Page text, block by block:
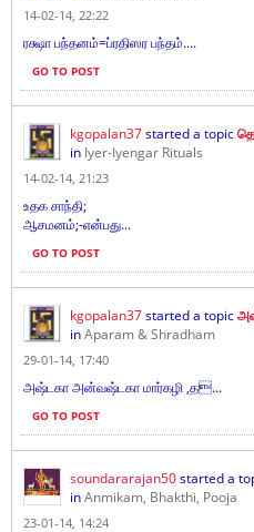
14-02-14, 22:22
ரக்ஷா பந்தனம்=ப்ரதிஸர பந்தம்....
GO TO POST
kgopalan37started a topic
in Iyer-Iyengar Rituals
14-02-14, 21:23
உதக சாந்தி;
ஆசமனம்;-என்பது...
GO TO POST
kgopalan37started a topic
inAparam & Shradham
29-01-14, 17:40
அஷ்டகா அன்வஷ்டகா மார்கழி ,த...
GO TO POST
soundararajan50started a
inAnmikam, Bhakthi, Pooja
23-01-14, 14:24